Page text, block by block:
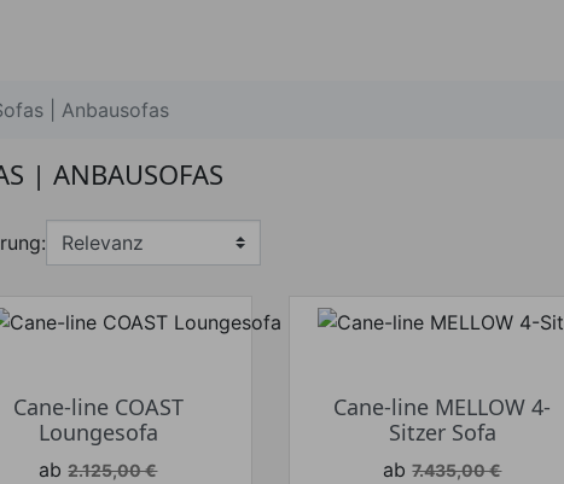
| Anbausofas
| ANBAUSOFAS
Cane-line COAST
Loungesofa
Verkaufspreis
ab 2.125,00 €
Cane-line MELLOW 4-
Sitzer Sofa
Verkaufspreis
ab 7.435,00 €